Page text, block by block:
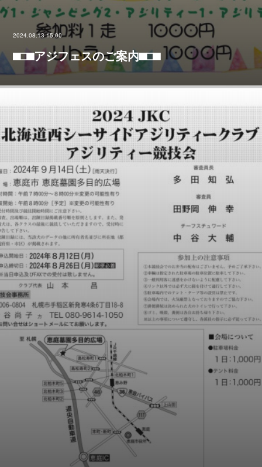
2024.08.13 15:00
⬛︎⬜︎⬛︎アジフェスのご案内⬛︎⬜︎⬛︎